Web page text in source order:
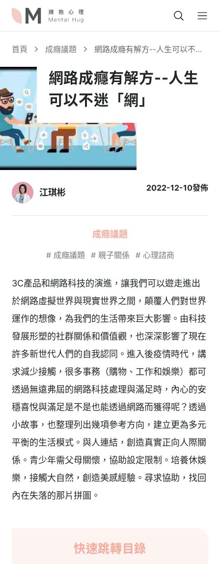
首頁 成癮議題
網路成癮有解方--人生可以不迷
網路成癮有解方--人生
可以不迷「網」
江琪彬 2022-12-10發佈
成癮議題
# 成癮議題 # 親子關係 # 心理諮商
3C產品和網路科技的演進，讓我們可以遊走進出
於網路虛擬世界與現實世界之間，顛覆人們對世界
運作的想像，為我們的生活帶來巨大影響。由科技
發展形塑的社群關係和價值觀，也深深影響了現在
許多新世代人們的自我認同。進入後疫情時代，講
求減少接觸，很多事務（購物、工作和娛樂）都可
透過無遠弗屆的網路科技處理與滿足時，內心的安
穩喜悅與滿足是不是也能透過網路而獲得呢？透過
小故事，也整理列出幾項參考方向，建立更為多元
平衡的生活模式。與人連結，創造真實正向人際關
係。青少年需父母關懷，協助設定限制。培養休娛
樂，接觸大自然，創造美感經驗。尋求協助，找回
內在失落的那片拼圖。
快速跳轉目錄